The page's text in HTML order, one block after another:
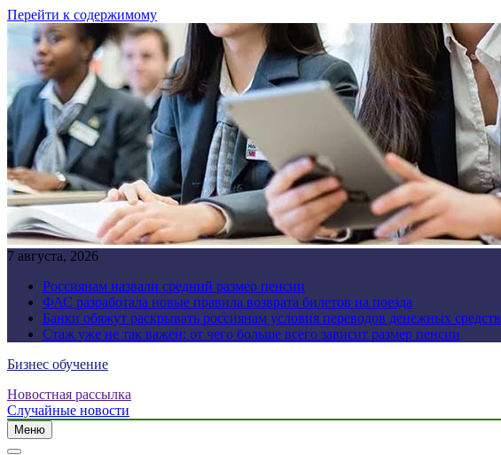
Перейти к содержимому
7 августа, 2026
Россиянам назвали средний размер пенсии
ФАС разработала новые правила возврата билетов на поезда
Банки обяжут раскрывать россиянам условия переводов денежных средств
Стаж уже не так важен: от чего больше всего зависит размер пенсии
Бизнес обучение
Новостная рассылка
Случайные новости
Меню